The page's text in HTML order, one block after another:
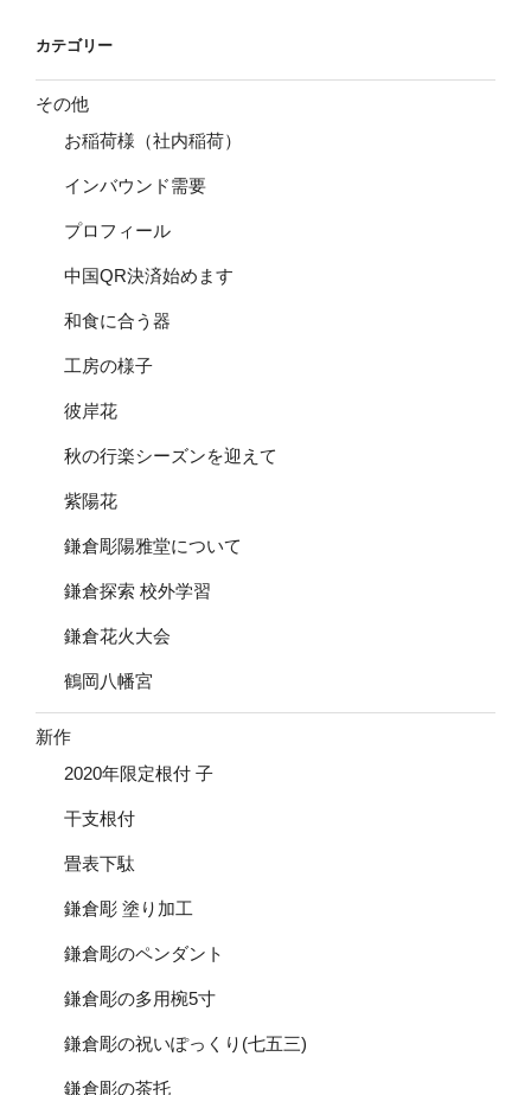
カテゴリー
その他
お稲荷様（社内稲荷）
インバウンド需要
プロフィール
中国QR決済始めます
和食に合う器
工房の様子
彼岸花
秋の行楽シーズンを迎えて
紫陽花
鎌倉彫陽雅堂について
鎌倉探索 校外学習
鎌倉花火大会
鶴岡八幡宮
新作
2020年限定根付 子
干支根付
畳表下駄
鎌倉彫 塗り加工
鎌倉彫のペンダント
鎌倉彫の多用椀5寸
鎌倉彫の祝いぽっくり(七五三)
鎌倉彫の茶托